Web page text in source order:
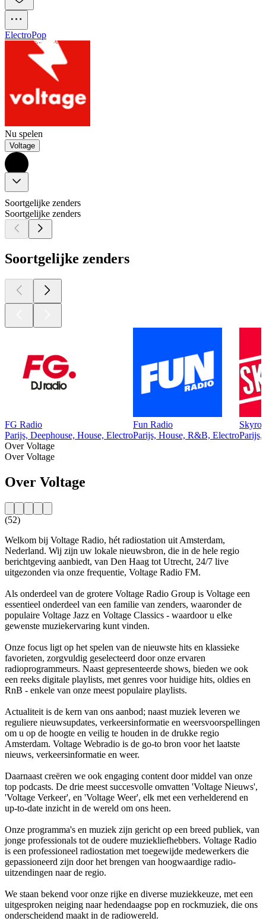
ElectroPop
Nu spelen
Voltage
Soortgelijke zenders
Soortgelijke zenders
Soortgelijke zenders
FG Radio
Parijs, Deephouse, House, Electro
Fun Radio
Parijs, House, R&B, ElectroParijs,
Over Voltage
Over Voltage
Over Voltage
(52)
Welkom bij Voltage Radio, hét radiostation uit Amsterdam,
Nederland. Wij zijn uw lokale nieuwsbron, die in de hele regio
berichtgeving aanbiedt, van Den Haag tot Utrecht, 24/7 live
uitgezonden via onze frequentie, Voltage Radio FM.
Als onderdeel van de grotere Voltage Radio Group is Voltage een
essentieel onderdeel van een familie van zenders, waaronder de
populaire Voltage Jazz en Voltage Classics - waardoor u elke
gewenste muziekervaring kunt vinden.
Onze focus ligt op het spelen van de nieuwste hits en klassieke
favorieten, zorgvuldig geselecteerd door onze ervaren
radioprogrammeurs. Naast gepresenteerde shows, bieden we ook
een reeks digitale playlists, met genres voor huidige hits, oldies en
RnB - enkele van onze meest populaire playlists.
Actualiteit is de kern van ons aanbod; naast muziek leveren we
reguliere nieuwsupdates, verkeersinformatie en weersvoorspellingen
om u op de hoogte en veilig te houden in de drukke regio
Amsterdam. Voltage Webradio is de go-to bron voor het laatste
nieuws, verkeersinformatie en weer.
Daarnaast creëren we ook engaging content door middel van onze
top podcasts. De drie meest succesvolle omvatten 'Voltage Nieuws',
'Voltage Verkeer', en 'Voltage Weer', elk met een verhelderend en
up-to-date inzicht in de wereld om ons heen.
Onze programma's en muziek zijn gericht op een breed publiek, van
jonge professionals tot de oudere muziekliefhebbers. Voltage Radio
is een professioneel radiostation met toegewijde medewerkers die
gepassioneerd zijn door het brengen van hoogwaardige radio-
uitzendingen naar de regio.
We staan bekend voor onze rijke en diverse muziekkeuze, met een
uitgesproken neiging naar hedendaagse pop en rockmuziek, die ons
onderscheidend maakt in de radiowereld.